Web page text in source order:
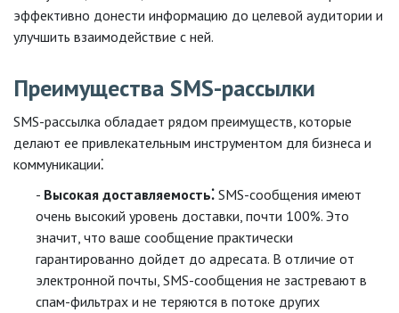
эффективно донести информацию до целевой аудитории и
улучшить взаимодействие с ней.
Преимущества SMS-рассылки
SMS-рассылка обладает рядом преимуществ, которые
делают ее привлекательным инструментом для бизнеса и
коммуникации⁚
Высокая доставляемость⁚ SMS-сообщения имеют
очень высокий уровень доставки, почти 100%. Это
значит, что ваше сообщение практически
гарантированно дойдет до адресата. В отличие от
электронной почты, SMS-сообщения не застревают в
спам-фильтрах и не теряются в потоке других